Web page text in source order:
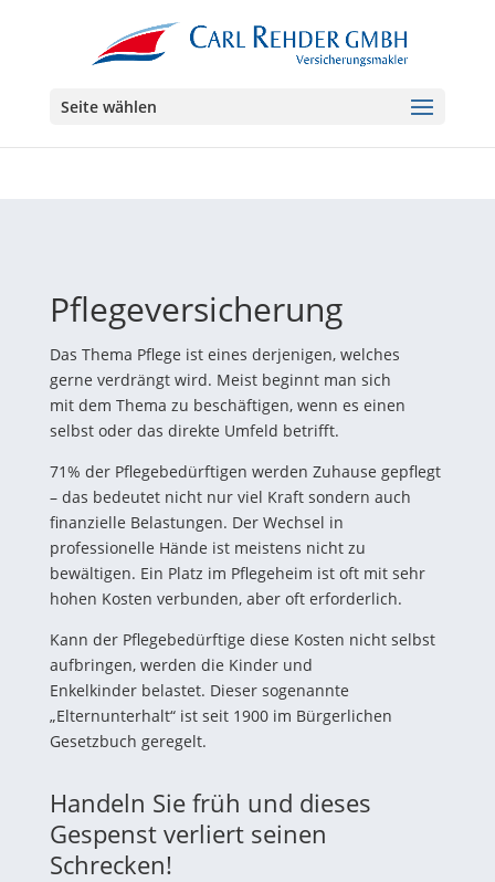
Seite wählen
Pflegeversicherung
Das Thema Pflege ist eines derjenigen, welches
gerne verdrängt wird. Meist beginnt man sich
mit dem Thema zu beschäftigen, wenn es einen
selbst oder das direkte Umfeld betrifft.
71% der Pflegebedürftigen werden Zuhause gepflegt
– das bedeutet nicht nur viel Kraft sondern auch
finanzielle Belastungen. Der Wechsel in
professionelle Hände ist meistens nicht zu
bewältigen. Ein Platz im Pflegeheim ist oft mit sehr
hohen Kosten verbunden, aber oft erforderlich.
Kann der Pflegebedürftige diese Kosten nicht selbst
aufbringen, werden die Kinder und
Enkelkinder belastet. Dieser sogenannte
„Elternunterhalt“ ist seit 1900 im Bürgerlichen
Gesetzbuch geregelt.
Handeln Sie früh und dieses
Gespenst verliert seinen
Schrecken!